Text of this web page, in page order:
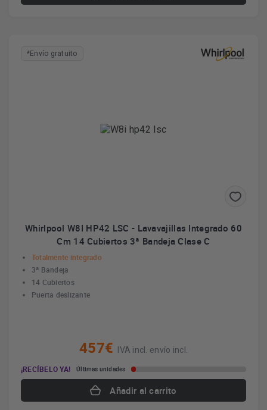
*Envío gratuito
Whirlpool W8I HP42 LSC - Lavavajillas Integrado 60
Cm 14 Cubiertos 3ª Bandeja Clase C
Totalmente integrado
3ª Bandeja
14 Cubiertos
Puerta deslizante
457€
IVA incl. envío incl.
¡RECÍBELO YA!
Últimas unidades
Añadir al carrito